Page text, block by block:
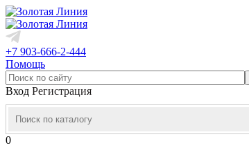
+7 903-666-2-444
Помощь
Вход Регистрация
0